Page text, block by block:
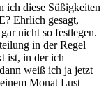
ich diese Süßigkeiten
Ehrlich gesagt,
nicht so festlegen.
in der Regel
ist, in der ich
weiß ich ja jetzt
Monat Lust